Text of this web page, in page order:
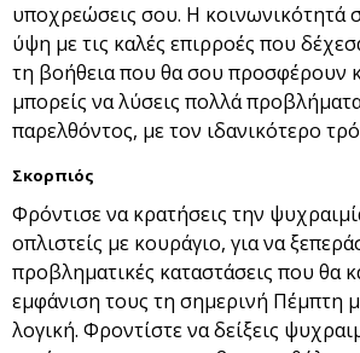
υποχρεώσεις σου. Η κοινωνικότητά
ύψη με τις καλές επιρροές που
τη βοήθεια που θα σου προσφέρουν
μπορείς να λύσεις πολλά
παρελθόντος, με τον ιδανικότερο
Σκορπιός
Φρόντισε να κρατήσεις την
οπλιστείς με κουράγιο, για να
προβληματικές καταστάσεις που θα
εμφάνιση τους τη σημερινή Πέμπτη
λογική. Φροντίστε να δείξεις